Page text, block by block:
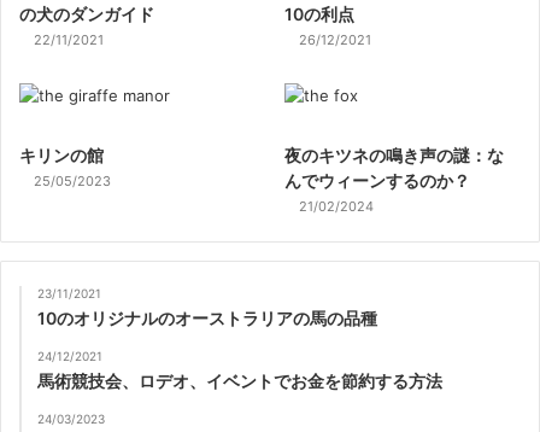
の犬のダンガイド
22/11/2021
10の利点
26/12/2021
キリンの館
25/05/2023
夜のキツネの鳴き声の謎：な
んでウィーンするのか？
21/02/2024
23/11/2021
10のオリジナルのオーストラリアの馬の品種
24/12/2021
馬術競技会、ロデオ、イベントでお金を節約する方法
24/03/2023